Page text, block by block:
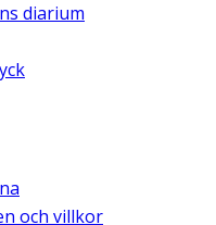
diarium
och villkor